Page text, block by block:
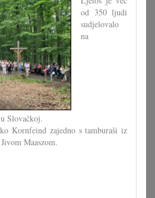
od 350 ljudi
sudjelovalo
na
Slovačkoj.
Kornfeind zajedno s tamburaši iz
Maaszom.